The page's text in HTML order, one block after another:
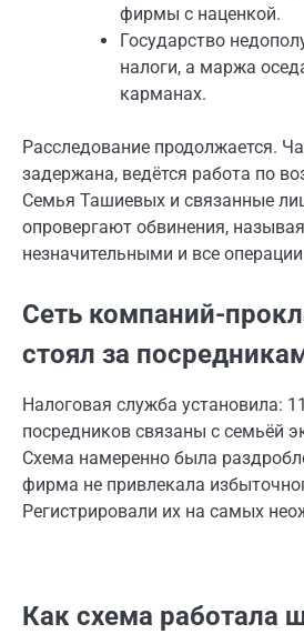
фирмы с наценкой.
Государство
налоги, а маржа
карманах.
Расследование продолжается.
задержана, ведётся работа по
Семья Ташиевых и связанные
опровергают обвинения,
незначительными и все
Сеть компаний-
стоял за
Налоговая служба установила:
посредников связаны с семьёй
Схема намеренно была
фирма не привлекала
Регистрировали их на самых
Как схема работала